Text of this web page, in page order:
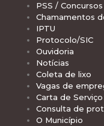
PSS /
Chamamentos
IPTU
Protocolo/SIC
Ouvidoria
Notícias
Coleta de lixo
Vagas de
Carta de
Consulta de
O Município